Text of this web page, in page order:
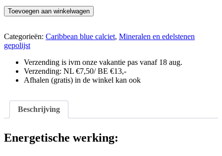
Caribbean
blue
-
handsteen
Toevoegen aan winkelwagen
Categorieën: Caribbean blue calciet, Mineralen en edelstenen
gepolijst
Verzending is ivm onze vakantie pas vanaf 18 aug.
Verzending: NL €7,50/ BE €13,-
Afhalen (gratis) in de winkel kan ook
Beschrijving
Energetische werking: